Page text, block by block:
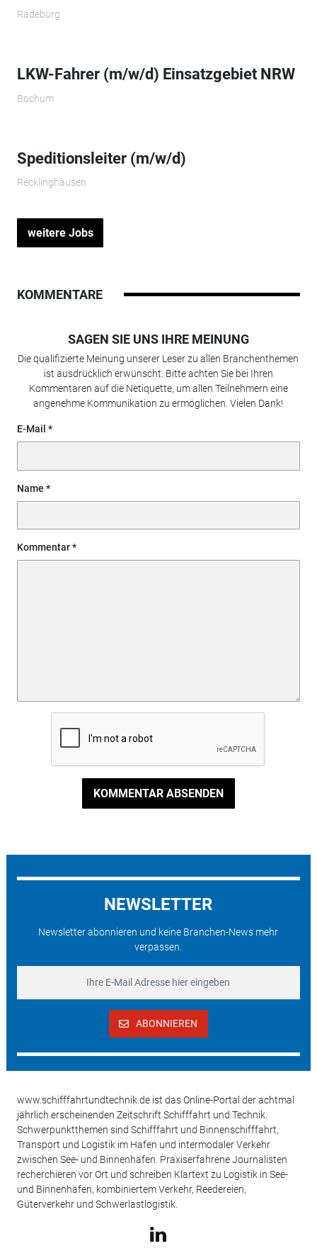
Radeburg
LKW-Fahrer (m/w/d) Einsatzgebiet NRW
Bochum
Speditionsleiter (m/w/d)
Recklinghausen
weitere Jobs
KOMMENTARE
SAGEN SIE UNS IHRE MEINUNG
Die qualifizierte Meinung unserer Leser zu allen Branchenthemen
ist ausdrücklich erwünscht. Bitte achten Sie bei Ihren
Kommentaren auf die Netiquette, um allen Teilnehmern eine
angenehme Kommunikation zu ermöglichen. Vielen Dank!
E-Mail
Name
Kommentar
KOMMENTAR ABSENDEN
NEWSLETTER
Newsletter abonnieren und keine Branchen-News mehr
verpassen.
ABONNIEREN
www.schifffahrtundtechnik.de ist das Online-Portal der achtmal
jährlich erscheinenden Zeitschrift Schifffahrt und Technik.
Schwerpunktthemen sind Schifffahrt und Binnenschifffahrt,
Transport und Logistik im Hafen und intermodaler Verkehr
zwischen See- und Binnenhäfen. Praxiserfahrene Journalisten
recherchieren vor Ort und schreiben Klartext zu Logistik in See-
und Binnenhäfen, kombiniertem Verkehr, Reedereien,
Güterverkehr und Schwerlastlogistik.